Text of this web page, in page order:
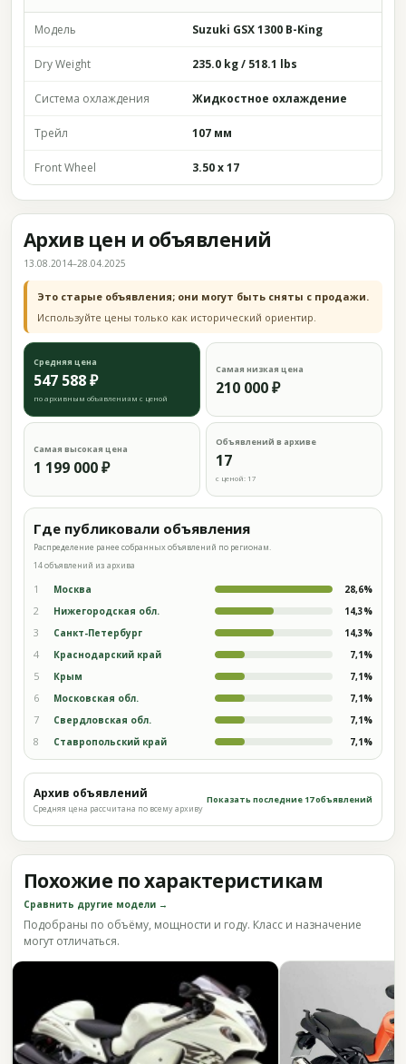
Модель Suzuki GSX 1300 B-King
Dry Weight 235.0 kg / 518.1 lbs
Система охлаждения Жидкостное охлаждение
Трейл 107 мм
Front Wheel 3.50 x 17
Архив цен и объявлений
13.08.2014–28.04.2025
Это старые объявления; они могут быть сняты с продажи.
Используйте цены только как исторический ориентир.
Средняя цена
547 588 ₽
по архивным объявлениям с ценой
Самая низкая цена
210 000 ₽
Самая высокая цена
1 199 000 ₽
Объявлений в архиве
17
с ценой: 17
Где публиковали объявления
Распределение ранее собранных объявлений по регионам.
14 объявлений из архива
1 Москва 28,6%
2 Нижегородская обл. 14,3%
3 Санкт-Петербург 14,3%
4 Краснодарский край 7,1%
5 Крым 7,1%
6 Московская обл. 7,1%
7 Свердловская обл. 7,1%
8 Ставропольский край 7,1%
Архив объявлений
Средняя цена рассчитана по всему архиву
Показать последние 17 объявлений
Похожие по характеристикам
Сравнить другие модели →
Подобраны по объёму, мощности и году. Класс и назначение
могут отличаться.